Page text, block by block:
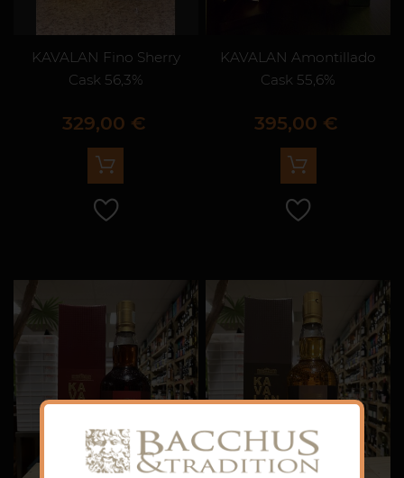
KAVALAN Fino Sherry
Cask 56,3%
Prix
329,00 €
KAVALAN Amontillado
Cask 55,6%
Prix
395,00 €